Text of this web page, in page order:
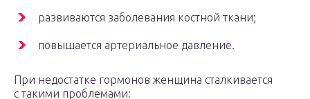
развиваются заболевания костной ткани;
повышается артериальное давление.
При недостатке гормонов женщина сталкивается
с такими проблемами: